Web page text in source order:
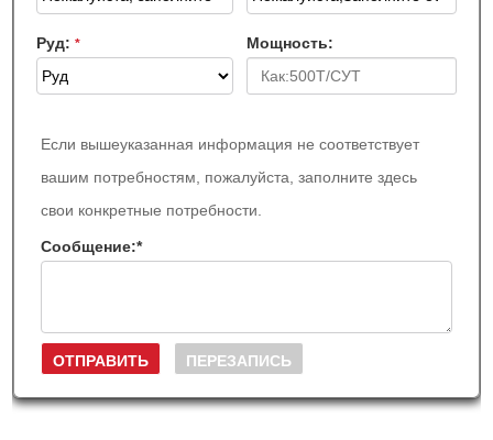
Руд:* Мощность:
Если вышеуказанная информация не соответствует
вашим потребностям, пожалуйста, заполните здесь
свои конкретные потребности.
Сообщение:*